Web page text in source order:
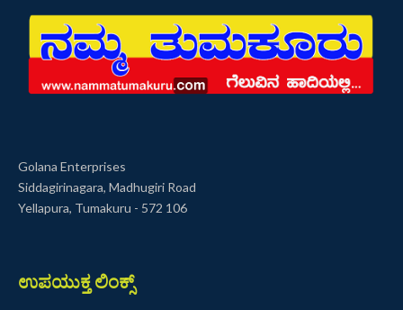
Golana Enterprises
Siddagirinagara, Madhugiri Road
Yellapura, Tumakuru - 572 106
ಉಪಯುಕ್ತ ಲಿಂಕ್ಸ್